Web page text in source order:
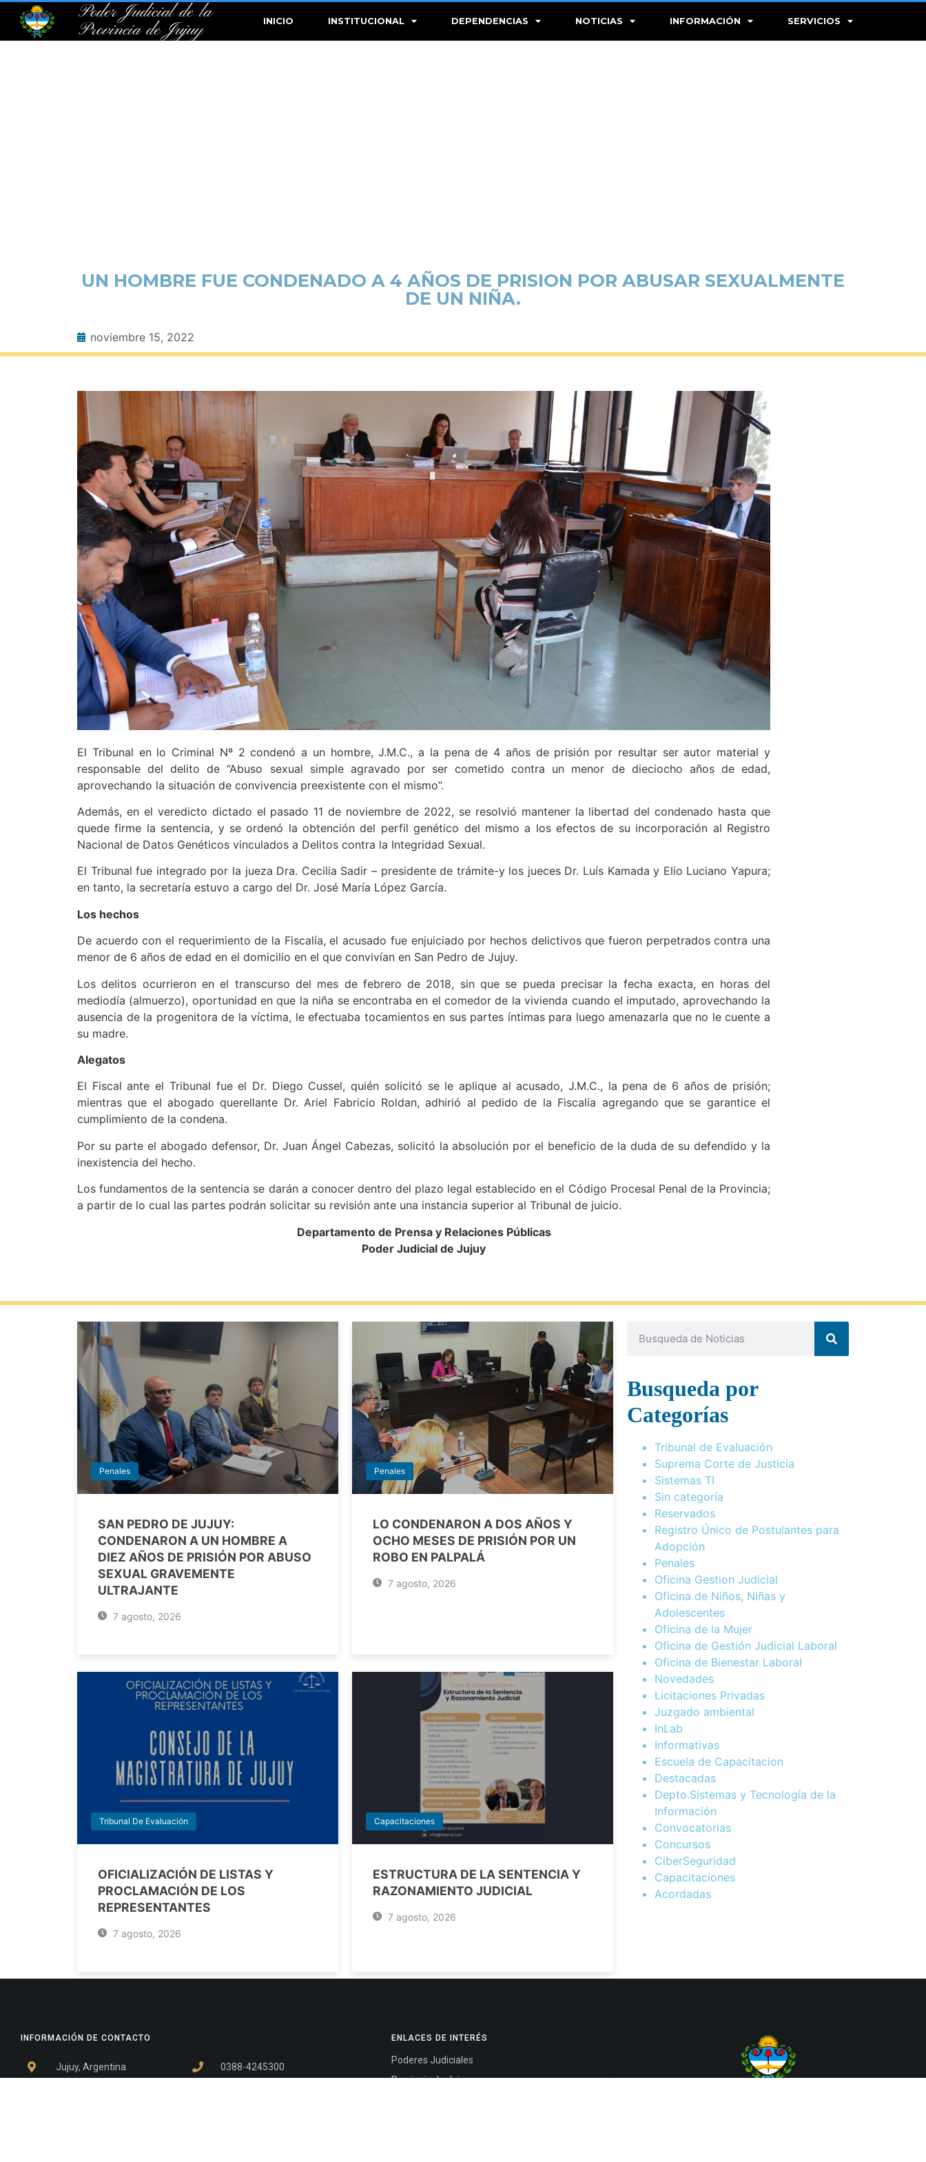
Poder Judicial de la
Provincia de Jujuy
INICIO INSTITUCIONAL DEPENDENCIAS NOTICIAS INFORMACIÓN SERVICIOS
UN HOMBRE FUE CONDENADO A 4 AÑOS DE PRISION POR ABUSAR SEXUALMENTE
DE UN NIÑA.
noviembre 15, 2022
El Tribunal en lo Criminal Nº 2 condenó a un hombre, J.M.C., a la pena de 4 años de prisión por resultar ser autor material y
responsable del delito de “Abuso sexual simple agravado por ser cometido contra un menor de dieciocho años de edad,
aprovechando la situación de convivencia preexistente con el mismo”.
Además, en el veredicto dictado el pasado 11 de noviembre de 2022, se resolvió mantener la libertad del condenado hasta que
quede firme la sentencia, y se ordenó la obtención del perfil genético del mismo a los efectos de su incorporación al Registro
Nacional de Datos Genéticos vinculados a Delitos contra la Integridad Sexual.
El Tribunal fue integrado por la jueza Dra. Cecilia Sadir – presidente de trámite-y los jueces Dr. Luís Kamada y Elio Luciano Yapura;
en tanto, la secretaría estuvo a cargo del Dr. José María López García.
Los hechos
De acuerdo con el requerimiento de la Fiscalía, el acusado fue enjuiciado por hechos delictivos que fueron perpetrados contra una
menor de 6 años de edad en el domicilio en el que convivían en San Pedro de Jujuy.
Los delitos ocurrieron en el transcurso del mes de febrero de 2018, sin que se pueda precisar la fecha exacta, en horas del
mediodía (almuerzo), oportunidad en que la niña se encontraba en el comedor de la vivienda cuando el imputado, aprovechando la
ausencia de la progenitora de la víctima, le efectuaba tocamientos en sus partes íntimas para luego amenazarla que no le cuente a
su madre.
Alegatos
El Fiscal ante el Tribunal fue el Dr. Diego Cussel, quién solicitó se le aplique al acusado, J.M.C., la pena de 6 años de prisión;
mientras que el abogado querellante Dr. Ariel Fabricio Roldan, adhirió al pedido de la Fiscalía agregando que se garantice el
cumplimiento de la condena.
Por su parte el abogado defensor, Dr. Juan Ángel Cabezas, solicitó la absolución por el beneficio de la duda de su defendido y la
inexistencia del hecho.
Los fundamentos de la sentencia se darán a conocer dentro del plazo legal establecido en el Código Procesal Penal de la Provincia;
a partir de lo cual las partes podrán solicitar su revisión ante una instancia superior al Tribunal de juicio.
Departamento de Prensa y Relaciones Públicas
Poder Judicial de Jujuy
Penales
SAN PEDRO DE JUJUY:
CONDENARON A UN HOMBRE A
DIEZ AÑOS DE PRISIÓN POR ABUSO
SEXUAL GRAVEMENTE
ULTRAJANTE
7 agosto, 2026
Penales
LO CONDENARON A DOS AÑOS Y
OCHO MESES DE PRISIÓN POR UN
ROBO EN PALPALÁ
7 agosto, 2026
Tribunal De Evaluación
OFICIALIZACIÓN DE LISTAS Y
PROCLAMACIÓN DE LOS
REPRESENTANTES
7 agosto, 2026
Capacitaciones
ESTRUCTURA DE LA SENTENCIA Y
RAZONAMIENTO JUDICIAL
7 agosto, 2026
Busqueda por
Categorías
Tribunal de Evaluación
Suprema Corte de Justicia
Sistemas TI
Sin categoría
Reservados
Registro Único de Postulantes para
Adopción
Penales
Oficina Gestion Judicial
Oficina de Niños, Niñas y
Adolescentes
Oficina de la Mujer
Oficina de Gestión Judicial Laboral
Oficina de Bienestar Laboral
Novedades
Licitaciones Privadas
Juzgado ambiental
InLab
Informativas
Escuela de Capacitacion
Destacadas
Depto.Sistemas y Tecnología de la
Información
Convocatorias
Concursos
CiberSeguridad
Capacitaciones
Acordadas
INFORMACIÓN DE CONTACTO
Jujuy, Argentina
0388-4245300
ENLACES DE INTERÉS
Poderes Judiciales
Provincia de Jujuy